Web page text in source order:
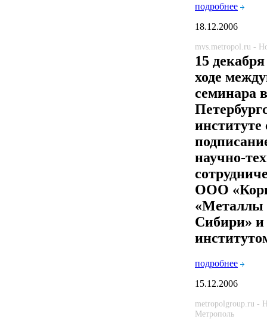
подробнее
18.12.2006
mvs.metropol.ru -
15
ходе
семинара
институте
научно-
ООО
«Металлы
Сибири»
подробнее
15.12.2006
metropolgroup.ru -
Метрополь